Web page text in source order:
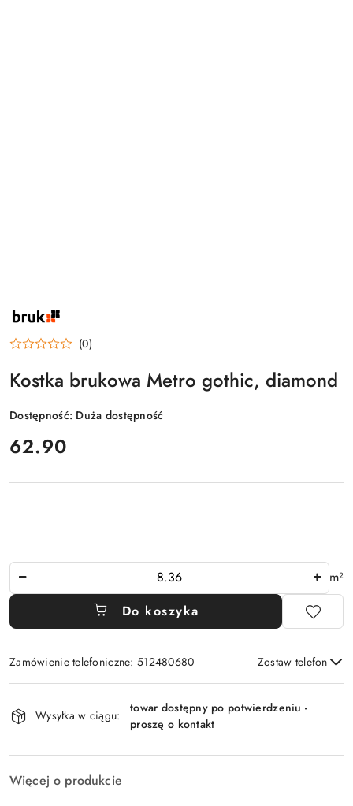
NAZWA
PRODUCENTA:
(0)
Kostka brukowa Metro gothic, diamond
Dostępność: Duża dostępność
cena:
62.90
m²
Do koszyka
Zamówienie telefoniczne: 512480680 Zostaw telefon
Wyślij
i
Wysyłka w ciągu:
towar dostępny po potwierdzeniu -
proszę o kontakt
Więcej o produkcie